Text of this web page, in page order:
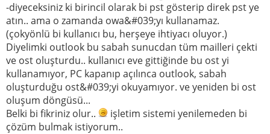
-diyeceksiniz ki birincil olarak bi pst gösterip direk pst ye
atın.. ama o zamanda owa&#039;yı kullanamaz.
(çokyönlü bi kullanıcı bu, herşeye ihtiyacı oluyor.)
Diyelimki outlook bu sabah sunucdan tüm mailleri çekti
ve ost oluşturdu.. kullanıcı eve gittiğinde bu ost yi
kullanamıyor, PC kapanıp açılınca outlook, sabah
oluşturduğu ost&#039;yi okuyamıyor. ve yeniden bi ost
oluşum döngüsü...
Belki bi fikriniz olur..
işletim sistemi yenilemeden bi
çözüm bulmak istiyorum..